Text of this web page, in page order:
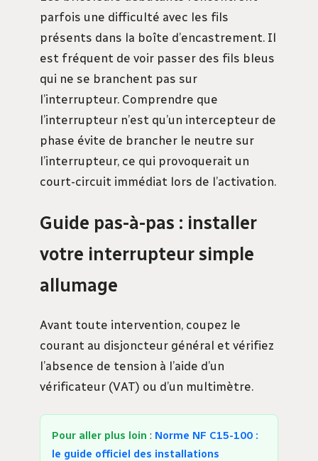
parfois une difficulté avec les fils
présents dans la boîte d’encastrement. Il
est fréquent de voir passer des fils bleus
qui ne se branchent pas sur
l’interrupteur. Comprendre que
l’interrupteur n’est qu’un intercepteur de
phase évite de brancher le neutre sur
l’interrupteur, ce qui provoquerait un
court-circuit immédiat lors de l’activation.
Guide pas-à-pas : installer
votre interrupteur simple
allumage
Avant toute intervention, coupez le
courant au disjoncteur général et vérifiez
l’absence de tension à l’aide d’un
vérificateur (VAT) ou d’un multimètre.
Pour aller plus loin : Norme NF C15-100 :
le guide officiel des installations